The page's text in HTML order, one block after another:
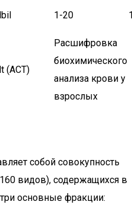
1-20
(АСТ)
Расшифровка
биохимического
анализа крови у
взрослых
собой совокупность
видов), содержащихся в
основные фракции: